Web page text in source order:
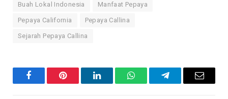
Buah Lokal Indonesia Manfaat Pepaya
Pepaya California Pepaya Callina
Sejarah Pepaya Callina
FacebookPinterest LinkedInWhatsAppTelegramEmail